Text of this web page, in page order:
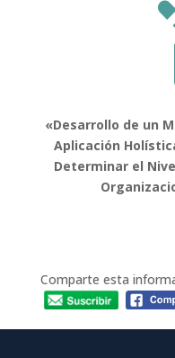
«Desarrollo de un
Aplicación
Determinar el
Comparte esta